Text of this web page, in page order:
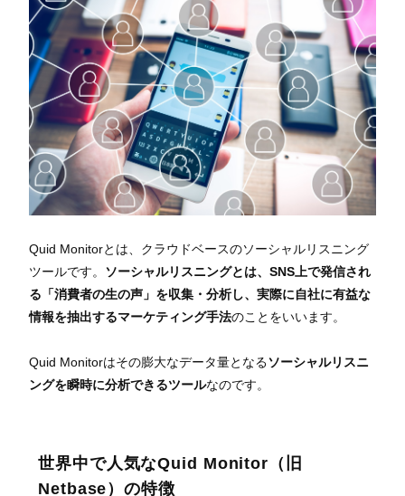
Quid Monitorとは、クラウドベースのソーシャルリスニング
ツールです。
ソーシャルリスニングとは、SNS上で発信され
る「消費者の生の声」を収集・分析し、実際に自社に有益な
情報を抽出するマーケティング手法のことをいいます。
Quid Monitorはその膨大なデータ量となるソーシャルリスニ
ングを瞬時に分析できるツールなのです。
世界中で人気なQuid Monitor（旧
Netbase）の特徴